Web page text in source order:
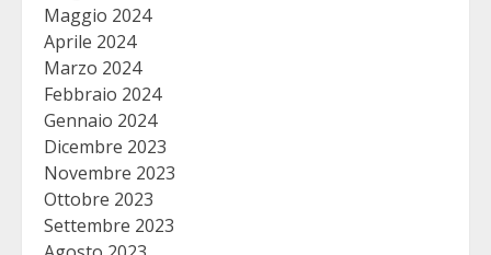
Maggio 2024
Aprile 2024
Marzo 2024
Febbraio 2024
Gennaio 2024
Dicembre 2023
Novembre 2023
Ottobre 2023
Settembre 2023